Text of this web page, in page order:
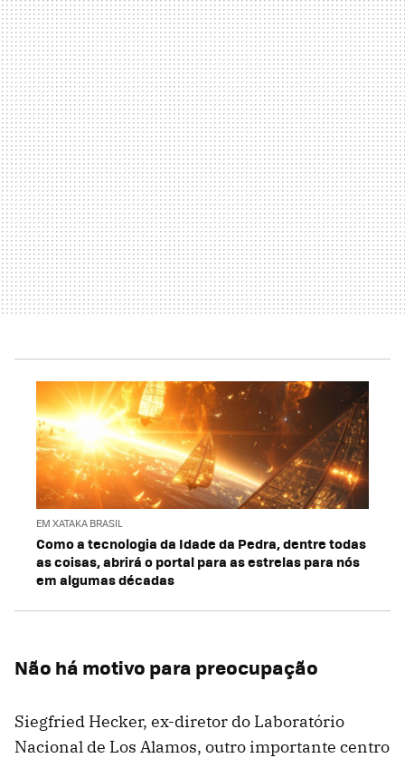
EM XATAKA BRASIL
Como a tecnologia da Idade da Pedra, dentre todas
as coisas, abrirá o portal para as estrelas para nós
em algumas décadas
Não há motivo para preocupação
Siegfried Hecker, ex-diretor do Laboratório
Nacional de Los Alamos, outro importante centro